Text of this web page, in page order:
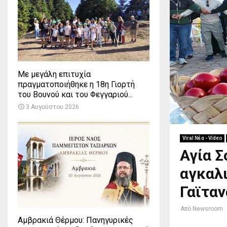
Viral Νέα - Video
Αγία
Από Newsroom
Με μεγάλη επιτυχία
πραγματοποιήθηκε η 18η Γιορτή
του Βουνού και του Φεγγαριού...
3 Αυγούστου 2026
Αμβρακιά Θέρμου: Πανηγυρικές